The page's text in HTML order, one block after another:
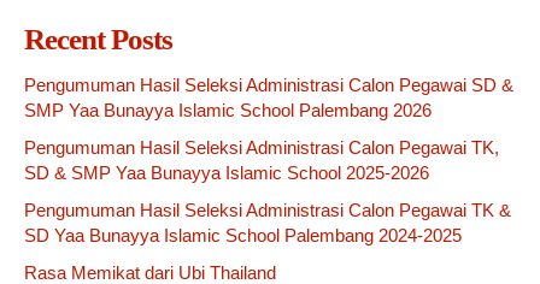
Recent Posts
Pengumuman Hasil Seleksi Administrasi Calon Pegawai SD &
SMP Yaa Bunayya Islamic School Palembang 2026
Pengumuman Hasil Seleksi Administrasi Calon Pegawai TK,
SD & SMP Yaa Bunayya Islamic School 2025-2026
Pengumuman Hasil Seleksi Administrasi Calon Pegawai TK &
SD Yaa Bunayya Islamic School Palembang 2024-2025
Rasa Memikat dari Ubi Thailand